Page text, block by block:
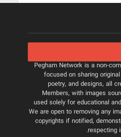
Pegham Network is a non-
focused on sharing
poetry, and designs, all
Members, with images
used solely for educational
We are open to removing any
copyrights if notified,
respecting